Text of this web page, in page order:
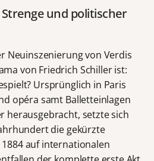
und politischer
Neuinszenierung von Verdis
von Friedrich Schiller ist:
Ursprünglich in Paris
opéra samt Balletteinlagen
herausgebracht, setzte sich
die gekürzte
auf internationalen